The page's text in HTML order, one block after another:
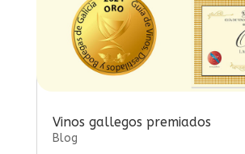
Vinos gallegos premiados
Blog